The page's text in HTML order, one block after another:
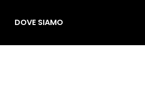
DOVE SIAMO